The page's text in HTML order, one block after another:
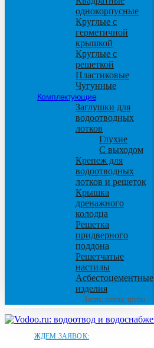
однокорпусные
Круглые с
герметичной
крышкой
Круглые с
решеткой
Пластиковые
Чугунные
Комплектующие
Заглушки для
водоотводных
лотков
Глухие
С выходом
Крепеж для
водоотводных
лотков и решеток
Крышка
дренажного
колодца
Решетка
придверного
поддона
Решетчатые
настилы
Асбестоцементные
изделия
Листы, плиты, трубы
ЖДЕМ ЗАЯВОК: